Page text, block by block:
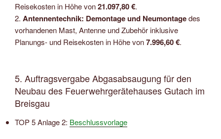
Reisekosten in Höhe von21.097,80 €.
2. Antennentechnik: Demontage und Neumontagedes
vorhandenen Mast, Antenne und Zubehör inklusive
Planungs- und Reisekosten in Höhe von7.996,60 €.
5. Auftragsvergabe Abgasabsaugung für den
Neubau des Feuerwehrgerätehauses Gutach im
Breisgau
TOP 5 Anlage 2: Beschlussvorlage